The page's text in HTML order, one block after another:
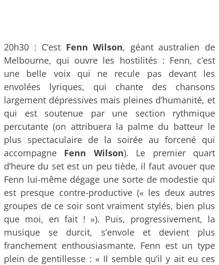
20h30 : C’est Fenn Wilson, géant australien de
Melbourne, qui ouvre les hostilités : Fenn, c’est
une belle voix qui ne recule pas devant les
envolées lyriques, qui chante des chansons
largement dépressives mais pleines d’humanité, et
qui est soutenue par une section rythmique
percutante (on attribuera la palme du batteur le
plus spectaculaire de la soirée au forcené qui
accompagne Fenn Wilson). Le premier quart
d’heure du set est un peu tiède, il faut avouer que
Fenn lui-même dégage une sorte de modestie qui
est presque contre-productive (« les deux autres
groupes de ce soir sont vraiment stylés, bien plus
que moi, en fait ! »). Puis, progressivement, la
musique se durcit, s’envole et devient plus
franchement enthousiasmante. Fenn est un type
plein de gentillesse : « Il semble qu’il y ait eu ces